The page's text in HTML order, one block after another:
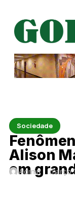
Sociedade
Alison
em
Admin março